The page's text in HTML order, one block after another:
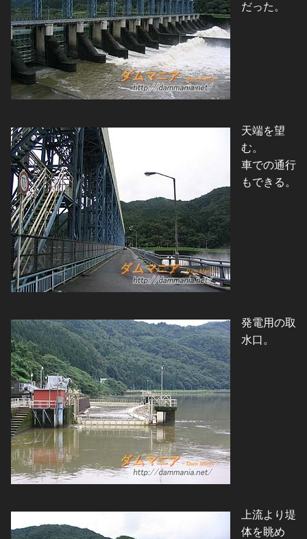
だった。
天端を望
む。
車での通行
もできる。
発電用の取
水口。
上流より堤
体を眺め